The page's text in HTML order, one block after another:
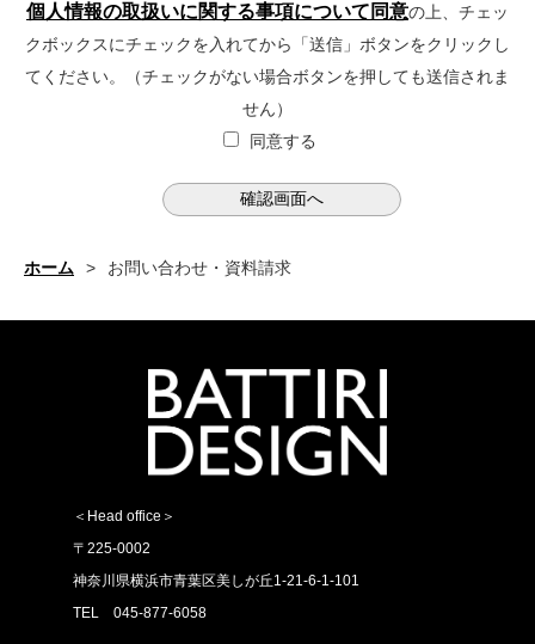
個人情報の取扱いに関する事項について同意の上、チェッ
クボックスにチェックを入れてから「送信」ボタンをクリックし
てください。（チェックがない場合ボタンを押しても送信されま
せん）
同意する
ホーム > お問い合わせ・資料請求
＜Head office＞
〒225-0002
神奈川県横浜市青葉区美しが丘1-21-6-1-101
TEL 045-877-6058